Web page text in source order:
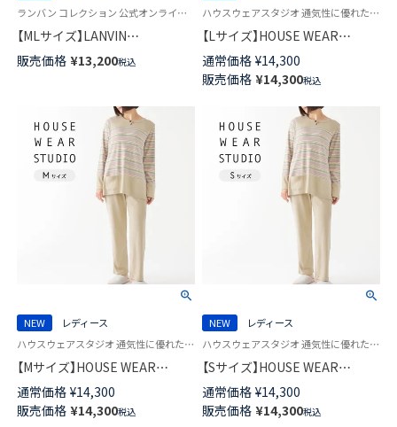
ランバン コレクション 公式オンラインショップ 婦人 パジャマ
【MLサイズ】LANVIN
COLLECTION 軽くて涼しいパ
ジャマ 綿100％ 通気性の良いリ
ゼット柄 レディース 73045110
販売価格 ¥13,200税込
ハウスウェアスタジオ 通気性に優れた コットン100％ 婦人 スリープウェア HWS
【Lサイズ】HOUSE WEAR
STUDIO 綿100％ かぶり 30スム
ース エスポワールボーダー パ
ジャマ 長袖 長丈パンツ レディ
通常価格 ¥14,300
販売価格 ¥14,300税込
NEW
レディース
ハウスウェアスタジオ 通気性に優れた コットン100％ 婦人 スリープウェア HWS
【Mサイズ】HOUSE WEAR
STUDIO 綿100％ かぶり 30スム
ース エスポワールボーダー パ
ジャマ 長袖 長丈パンツ レディ
通常価格 ¥14,300
販売価格 ¥14,300税込
NEW
レディース
ハウスウェアスタジオ 通気性に優れた コットン100％ 婦人 スリープウェア HWS
【Sサイズ】HOUSE WEAR
STUDIO 綿100％ かぶり 30スム
ース エスポワールボーダー パ
ジャマ 長袖 長丈パンツ レディ
通常価格 ¥14,300
販売価格 ¥14,300税込